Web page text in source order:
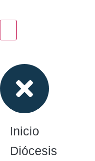
Inicio
Diócesis